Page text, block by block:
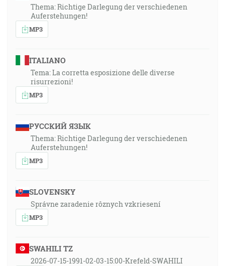
Thema: Richtige Darlegung der verschiedenen
Auferstehungen!
MP3
ITALIANO
Tema: La corretta esposizione delle diverse
risurrezioni!
MP3
РУССКИЙ ЯЗЫК
Thema: Richtige Darlegung der verschiedenen
Auferstehungen!
MP3
SLOVENSKY
Správne zaradenie rôznych vzkriesení
MP3
SWAHILI TZ
2026-07-15-1991-02-03-15:00-Krefeld-SWAHILI